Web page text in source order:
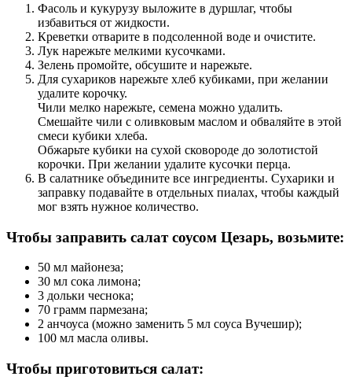
Фасоль и кукурузу выложите в дуршлаг, чтобы
избавиться от жидкости.
Креветки отварите в подсоленной воде и очистите.
Лук нарежьте мелкими кусочками.
Зелень промойте, обсушите и нарежьте.
Для сухариков нарежьте хлеб кубиками, при желании
удалите корочку.
Чили мелко нарежьте, семена можно удалить.
Смешайте чили с оливковым маслом и обваляйте в этой
смеси кубики хлеба.
Обжарьте кубики на сухой сковороде до золотистой
корочки. При желании удалите кусочки перца.
В салатнике объедините все ингредиенты. Сухарики и
заправку подавайте в отдельных пиалах, чтобы каждый
мог взять нужное количество.
Чтобы заправить салат соусом Цезарь, возьмите:
50 мл майонеза;
30 мл сока лимона;
3 дольки чеснока;
70 грамм пармезана;
2 анчоуса (можно заменить 5 мл соуса Вучешир);
100 мл масла оливы.
Чтобы приготовиться салат: